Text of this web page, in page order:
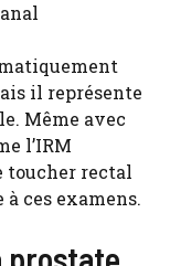
il représente
Même avec
l’IRM
toucher rectal
ces examens.